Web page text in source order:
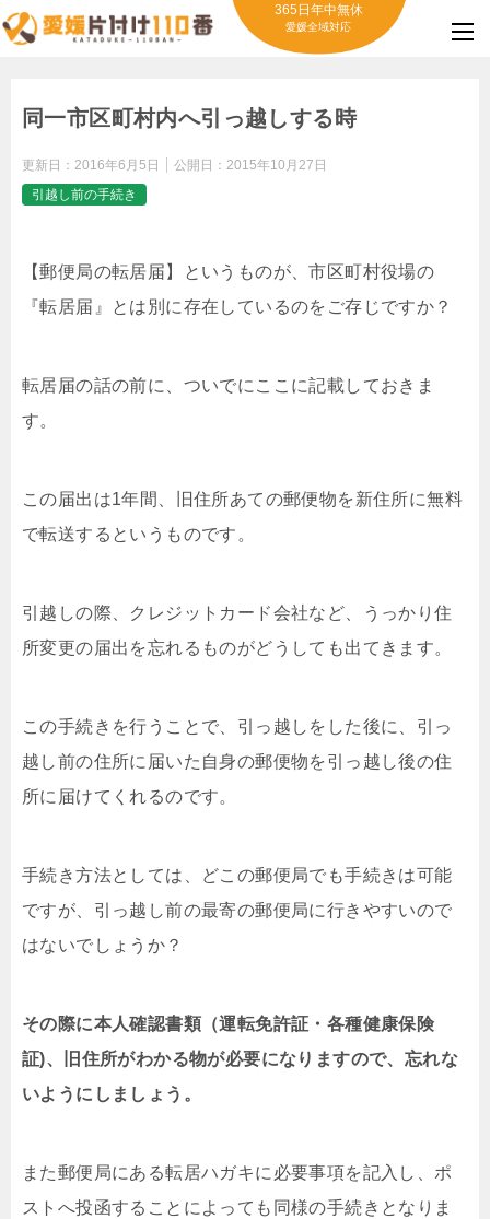
365日年中無休
愛媛全域対応
同一市区町村内へ引っ越しする時
更新日： 2016年6月5日 公開日： 2015年10月27日
引越し前の手続き
【郵便局の転居届】というものが、市区町村役場の
『転居届』とは別に存在しているのをご存じですか？
転居届の話の前に、ついでにここに記載しておきま
す。
この届出は1年間、旧住所あての郵便物を新住所に無料
で転送するというものです。
引越しの際、クレジットカード会社など、うっかり住
所変更の届出を忘れるものがどうしても出てきます。
この手続きを行うことで、引っ越しをした後に、引っ
越し前の住所に届いた自身の郵便物を引っ越し後の住
所に届けてくれるのです。
手続き方法としては、どこの郵便局でも手続きは可能
ですが、引っ越し前の最寄の郵便局に行きやすいので
はないでしょうか？
その際に本人確認書類（運転免許証・各種健康保険
証)、旧住所がわかる物が必要になりますので、忘れな
いようにしましょう。
また郵便局にある転居ハガキに必要事項を記入し、ポ
ストへ投函することによっても同様の手続きとなりま